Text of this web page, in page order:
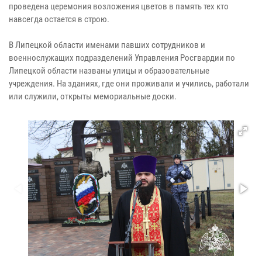
проведена церемония возложения цветов в память тех кто
навсегда остается в строю.
В Липецкой области именами павших сотрудников и
военнослужащих подразделений Управления Росгвардии по
Липецкой области названы улицы и образовательные
учреждения. На зданиях, где они проживали и учились, работали
или служили, открыты мемориальные доски.